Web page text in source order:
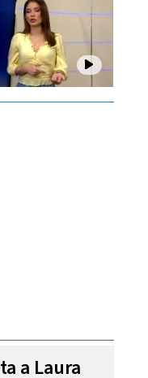
a Laura